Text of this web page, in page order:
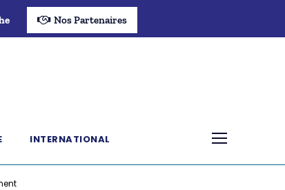
Nos Partenaires
INTERNATIONAL